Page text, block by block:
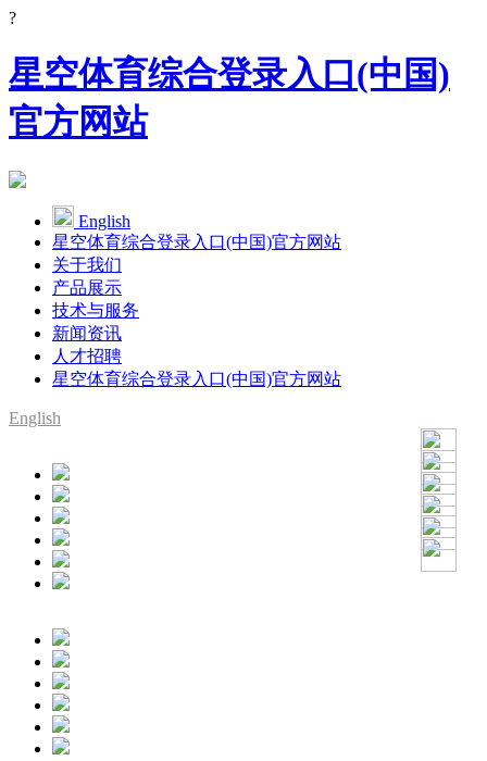
?
星空体育综合登录入口(中国)
官方网站
English
星空体育综合登录入口(中国)官方网站
关于我们
产品展示
技术与服务
新闻资讯
人才招聘
星空体育综合登录入口(中国)官方网站
English
YAMAHA代理